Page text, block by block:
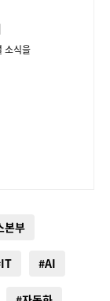
소식을
본부
#AI